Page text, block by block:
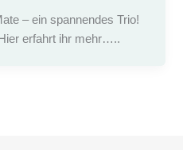
– ein spannendes Trio!
erfahrt ihr mehr…..